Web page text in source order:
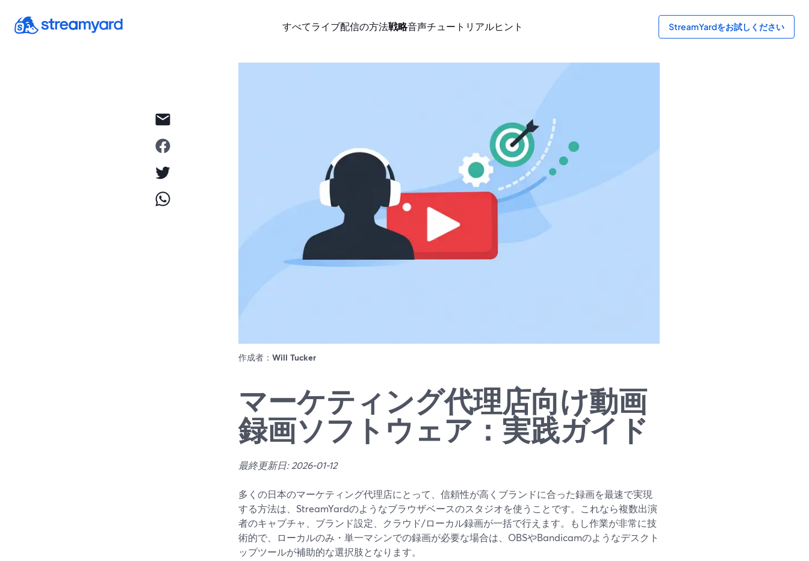
すべてライブ配信の方法戦略音声チュートリアルヒント StreamYardをお試しください
作成者： Will Tucker
マーケティング代理店向け動画
録画ソフトウェア：実践ガイド
最終更新日: 2026-01-12
多くの日本のマーケティング代理店にとって、信頼性が高くブランドに合った録画を最速で実現
する方法は、StreamYardのようなブラウザベースのスタジオを使うことです。これなら複数出演
者のキャプチャ、ブランド設定、クラウド/ローカル録画が一括で行えます。もし作業が非常に技
術的で、ローカルのみ・単一マシンでの録画が必要な場合は、OBSやBandicamのようなデスクト
ップツールが補助的な選択肢となります。